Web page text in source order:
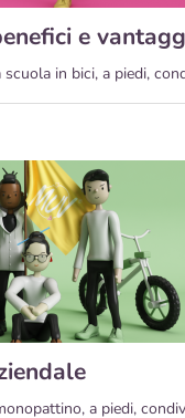
e
in bici, a piedi,
a piedi,